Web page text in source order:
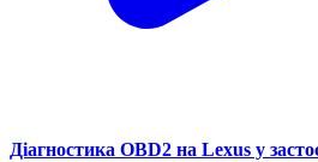
Діагностика OBD2 на Lexus у